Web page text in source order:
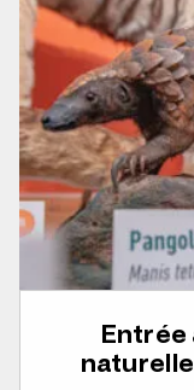
Entrée